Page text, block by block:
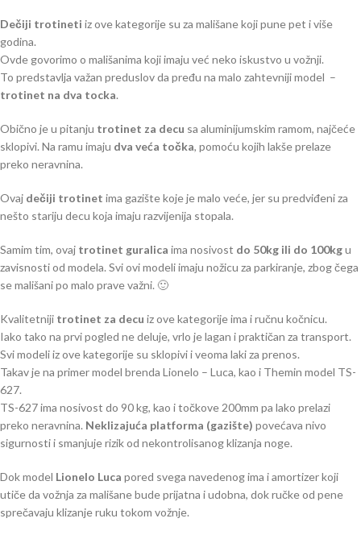
Dečiji trotineti iz ove kategorije su za mališane koji pune pet i više
godina.
Ovde govorimo o mališanima koji imaju već neko iskustvo u vožnji.
To predstavlja važan preduslov da pređu na malo zahtevniji model –
trotinet na dva tocka.
Obično je u pitanju trotinet za decu sa aluminijumskim ramom, najčeće
sklopivi. Na ramu imaju dva veća točka, pomoću kojih lakše prelaze
preko neravnina.
Ovaj dečiji trotinet ima gazište koje je malo veće, jer su predviđeni za
nešto stariju decu koja imaju razvijenija stopala.
Samim tim, ovaj trotinet guralica ima nosivost do 50kg ili do 100kgu
zavisnosti od modela. Svi ovi modeli imaju nožicu za parkiranje, zbog čega
se mališani po malo prave važni. 🙂
Kvalitetniji trotinet za decu iz ove kategorije ima i ručnu kočnicu.
Iako tako na prvi pogled ne deluje, vrlo je lagan i praktičan za transport.
Svi modeli iz ove kategorije su sklopivi i veoma laki za prenos.
Takav je na primer model brenda Lionelo – Luca, kao i Themin model TS-
627.
TS-627 ima nosivost do 90 kg, kao i točkove 200mm pa lako prelazi
preko neravnina. Neklizajuća platforma (gazište) povećava nivo
sigurnosti i smanjuje rizik od nekontrolisanog klizanja noge.
Dok model Lionelo Luca pored svega navedenog ima i amortizer koji
utiče da vožnja za mališane bude prijatna i udobna, dok ručke od pene
sprečavaju klizanje ruku tokom vožnje.